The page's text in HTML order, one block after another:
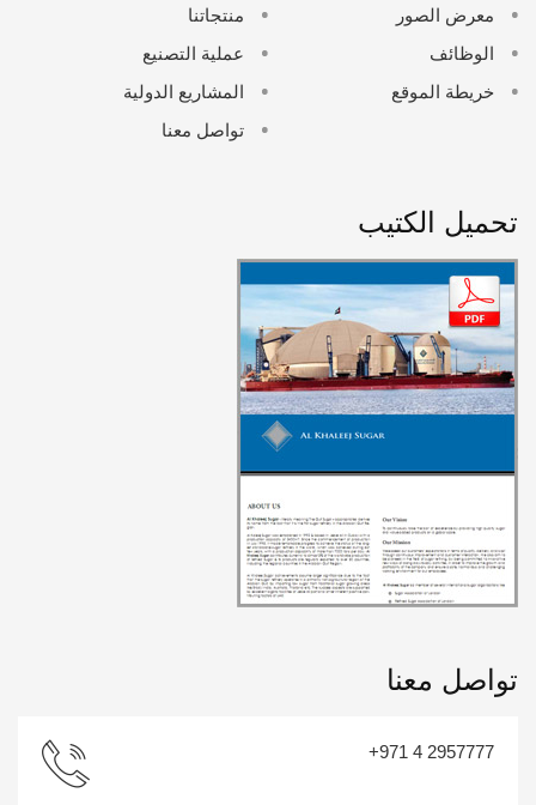
منتجاتنا
عملية التصنيع
المشاريع الدولية
تواصل معنا
معرض الصور
الوظائف
خريطة الموقع
تحميل الكتيب
تواصل معنا
+971 4 2957777